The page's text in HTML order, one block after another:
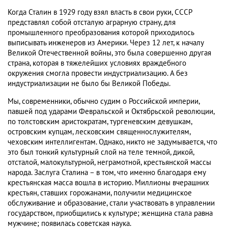
Когда Сталин в 1929 году взял власть в свои руки, СССР
представлял собой отсталую аграрную страну, для
промышленного преобразования которой приходилось
выписывать инженеров из Америки. Через 12 лет, к началу
Великой Отечественной войны, это была совершенно другая
страна, которая в тяжелейших условиях враждебного
окружения смогла провести индустриализацию. А без
индустриализации не было бы Великой Победы.
Мы, современники, обычно судим о Российской империи,
павшей под ударами Февральской и Октябрьской революции,
по толстовским аристократам, тургеневским девушкам,
островским купцам, лесковским священнослужителям,
чеховским интеллигентам. Однако, никто не задумывается, что
это был тонкий культурный слой на теле темной, дикой,
отсталой, малокультурной, неграмотной, крестьянской массы
народа. Заслуга Сталина – в том, что именно благодаря ему
крестьянская масса вошла в историю. Миллионы вчерашних
крестьян, ставших горожанами, получили медицинское
обслуживание и образование, стали участвовать в управлении
государством, приобщились к культуре; женщина стала равна
мужчине; появилась советская наука.